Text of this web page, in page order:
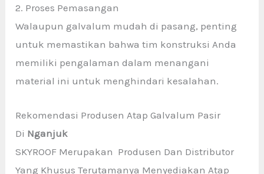
2. Proses Pemasangan
Walaupun galvalum mudah di pasang, penting
untuk memastikan bahwa tim konstruksi Anda
memiliki pengalaman dalam menangani
material ini untuk menghindari kesalahan.
Rekomendasi Produsen Atap Galvalum Pasir
Di Nganjuk
SKYROOF Merupakan Produsen Dan Distributor
Yang Khusus Terutamanya Menyediakan Atap